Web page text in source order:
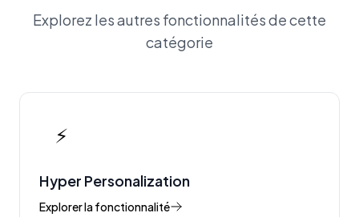
Explorez les autres fonctionnalités de cette
catégorie
⚡
Hyper Personalization
Explorer la fonctionnalité